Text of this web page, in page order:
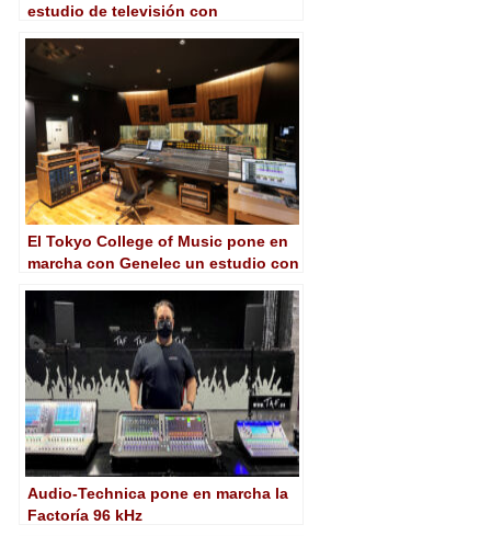
estudio de televisión con
El Tokyo College of Music pone en
marcha con Genelec un estudio con
Audio-Technica pone en marcha la
Factoría 96 kHz